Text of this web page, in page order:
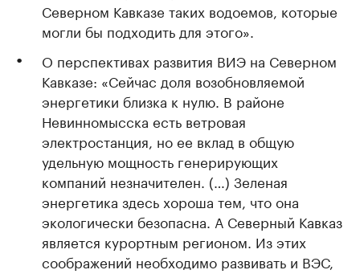
Северном Кавказе таких водоемов, которые
могли бы подходить для этого».
О перспективах развития ВИЭ на Северном
Кавказе: «Сейчас доля возобновляемой
энергетики близка к нулю. В районе
Невинномысска есть ветровая
электростанция, но ее вклад в общую
удельную мощность генерирующих
компаний незначителен. (…) Зеленая
энергетика здесь хороша тем, что она
экологически безопасна. А Северный Кавказ
является курортным регионом. Из этих
соображений необходимо развивать и ВЭС,